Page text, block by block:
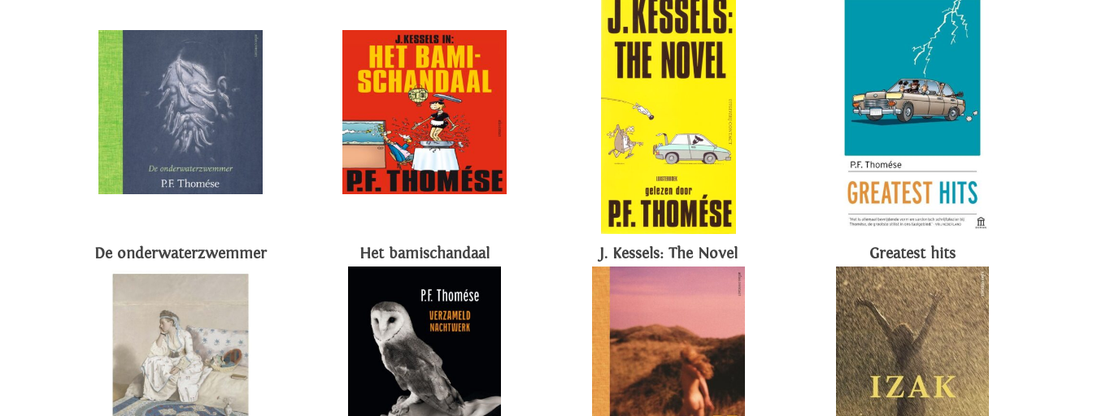
De onderwaterzwemmer Het bamischandaal J. Kessels: The Novel Greatest hits